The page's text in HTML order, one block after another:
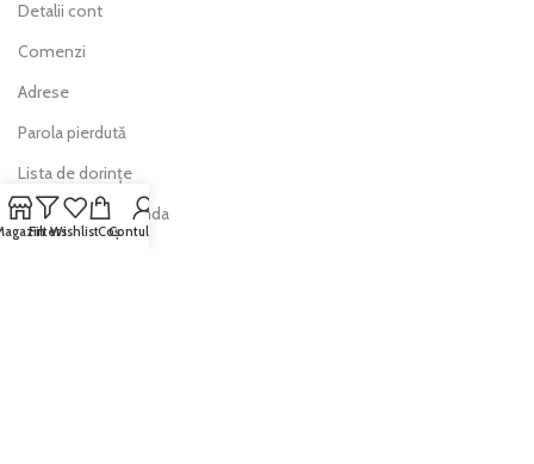
Detalii cont
Comenzi
Adrese
Parola pierdută
Lista de dorințe
Urmărește comanda
FiltersWishlistCoșContul meu